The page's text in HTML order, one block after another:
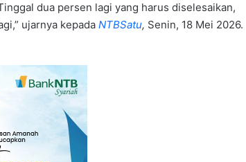
dua persen lagi yang harus diselesaikan,
ujarnya kepada NTBSatu, Senin, 18 Mei 2026.